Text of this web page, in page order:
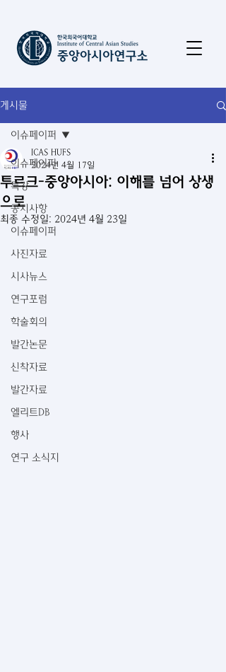
게시물
이슈페이퍼
특강
공지사항
이슈페이퍼
사진자료
시사뉴스
연구포럼
학술회의
발간논문
신착자료
발간자료
엘리트DB
행사
연구 소식지
이슈페이퍼
투르크-중앙아시아: 이해를 넘어 상생
으로
ICAS HUFS
2024년 4월 17일
최종 수정일: 2024년 4월 23일